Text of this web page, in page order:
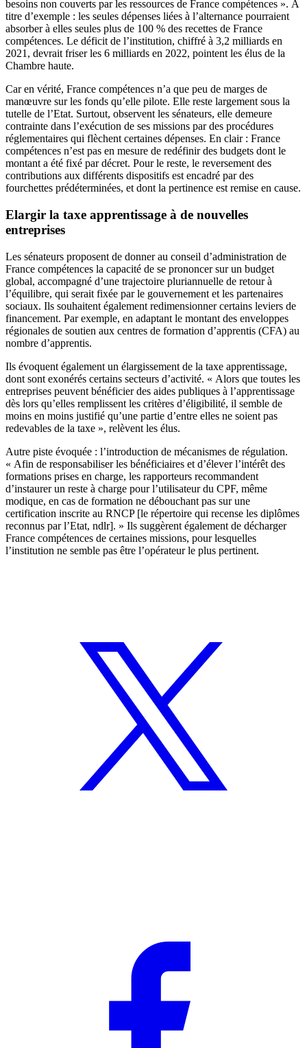
besoins non couverts par les ressources de France compétences ». À
titre d’exemple : les seules dépenses liées à l’alternance pourraient
absorber à elles seules plus de 100 % des recettes de France
compétences. Le déficit de l’institution, chiffré à 3,2 milliards en
2021, devrait friser les 6 milliards en 2022, pointent les élus de la
Chambre haute.
Car en vérité, France compétences n’a que peu de marges de
manœuvre sur les fonds qu’elle pilote. Elle reste largement sous la
tutelle de l’Etat. Surtout, observent les sénateurs, elle demeure
contrainte dans l’exécution de ses missions par des procédures
réglementaires qui flèchent certaines dépenses. En clair : France
compétences n’est pas en mesure de redéfinir des budgets dont le
montant a été fixé par décret. Pour le reste, le reversement des
contributions aux différents dispositifs est encadré par des
fourchettes prédéterminées, et dont la pertinence est remise en cause.
Elargir la taxe apprentissage à de nouvelles
entreprises
Les sénateurs proposent de donner au conseil d’administration de
France compétences la capacité de se prononcer sur un budget
global, accompagné d’une trajectoire pluriannuelle de retour à
l’équilibre, qui serait fixée par le gouvernement et les partenaires
sociaux. Ils souhaitent également redimensionner certains leviers de
financement. Par exemple, en adaptant le montant des enveloppes
régionales de soutien aux centres de formation d’apprentis (CFA) au
nombre d’apprentis.
Ils évoquent également un élargissement de la taxe apprentissage,
dont sont exonérés certains secteurs d’activité. « Alors que toutes les
entreprises peuvent bénéficier des aides publiques à l’apprentissage
dès lors qu’elles remplissent les critères d’éligibilité, il semble de
moins en moins justifié qu’une partie d’entre elles ne soient pas
redevables de la taxe », relèvent les élus.
Autre piste évoquée : l’introduction de mécanismes de régulation.
« Afin de responsabiliser les bénéficiaires et d’élever l’intérêt des
formations prises en charge, les rapporteurs recommandent
d’instaurer un reste à charge pour l’utilisateur du CPF, même
modique, en cas de formation ne débouchant pas sur une
certification inscrite au RNCP [le répertoire qui recense les diplômes
reconnus par l’Etat, ndlr]. » Ils suggèrent également de décharger
France compétences de certaines missions, pour lesquelles
l’institution ne semble pas être l’opérateur le plus pertinent.